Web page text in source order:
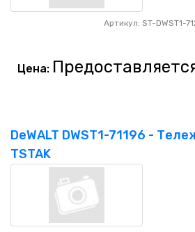
Артикул: ST-DWST1-
Цена:
DeWALT DWST1-71196 -
TSTAK